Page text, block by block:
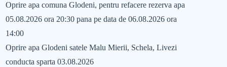
Oprire apa comuna Glodeni, pentru refacere rezerva apa
05.08.2026 ora 20:30 pana pe data de 06.08.2026 ora
14:00
Oprire apa Glodeni satele Malu Mierii, Schela, Livezi
conducta sparta 03.08.2026